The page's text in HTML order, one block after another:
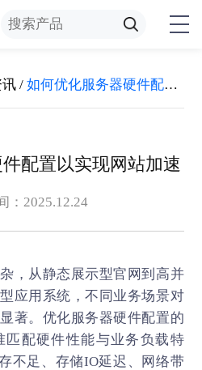
/如何优化服务器硬件配置以实现网站加速
配置以实现网站加速
：2025.12.24
，从静态展示型官网到高并
应用系统，不同业务场景对
著。优化服务器硬件配置的
匹配硬件性能与业务负载特
不足、存储IO延迟、网络带